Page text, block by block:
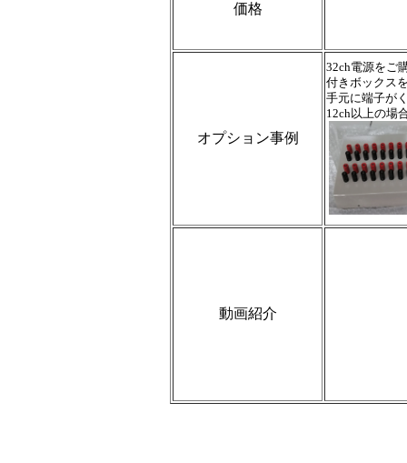
価格
オプション事例
32ch電源をご
付きボックス
手元に端子が
12ch以上の場
動画紹介